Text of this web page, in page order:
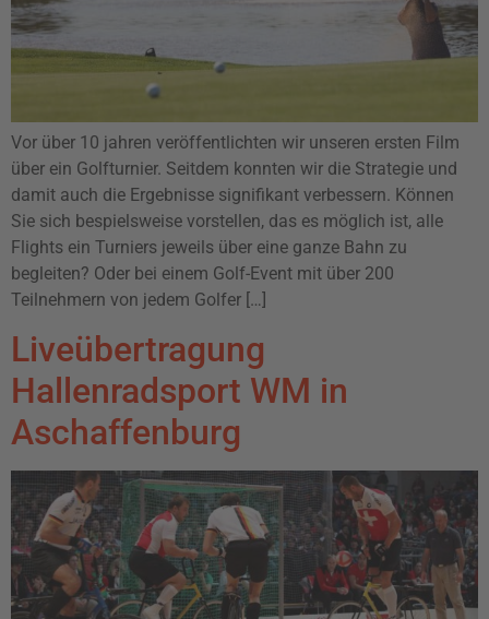
Vor über 10 jahren veröffentlichten wir unseren ersten Film
über ein Golfturnier. Seitdem konnten wir die Strategie und
damit auch die Ergebnisse signifikant verbessern. Können
Sie sich bespielsweise vorstellen, das es möglich ist, alle
Flights ein Turniers jeweils über eine ganze Bahn zu
begleiten? Oder bei einem Golf-Event mit über 200
Teilnehmern von jedem Golfer […]
Liveübertragung
Hallenradsport WM in
Aschaffenburg